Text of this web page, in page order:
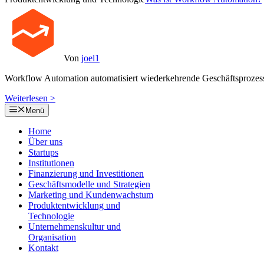
Von joel1
Workflow Automation automatisiert wiederkehrende
Weiterlesen >
Menü
Home
Über uns
Startups
Institutionen
Finanzierung und Investitionen
Geschäftsmodelle und Strategien
Marketing und Kundenwachstum
Produktentwicklung und
Technologie
Unternehmenskultur und
Organisation
Kontakt